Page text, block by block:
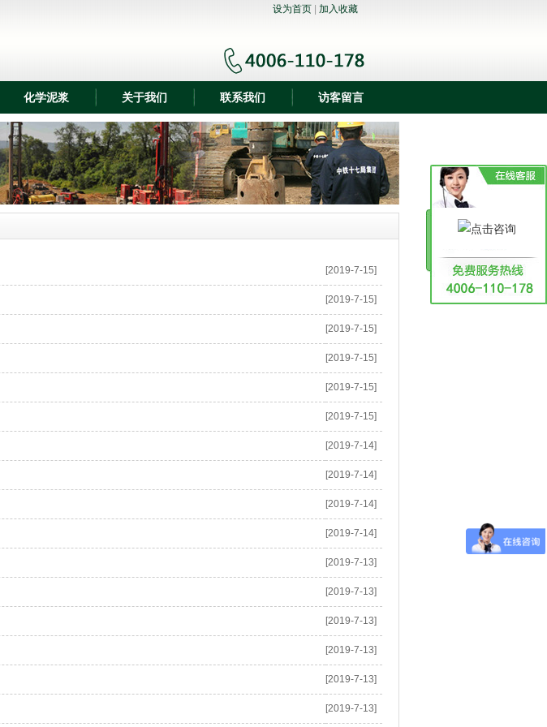
设为首页 加入收藏
化学泥浆 关于我们 联系我们 访客留言
[2019-7-15]
[2019-7-15]
[2019-7-15]
[2019-7-15]
[2019-7-15]
[2019-7-15]
[2019-7-14]
[2019-7-14]
[2019-7-14]
[2019-7-14]
[2019-7-13]
[2019-7-13]
[2019-7-13]
[2019-7-13]
[2019-7-13]
[2019-7-13]